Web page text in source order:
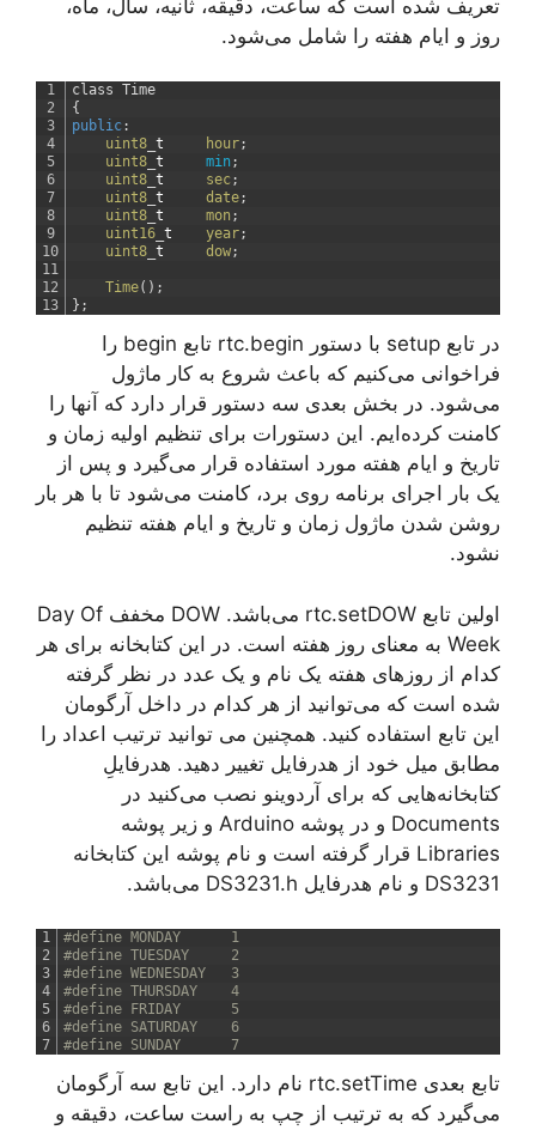
تعریف شده است که ساعت، دقیقه، ثانیه، سال، ماه،
روز و ایام هفته را شامل می‌شود.
1
2
3
4
5
6
7
8
9
10
11
12
13
class Time
{
public :
uint8 t hour;
uint8 t min;
uint8 t sec;
uint8 t date;
uint8 t mon ;
uint16 t year;
uint8 t dow;
Time( ) ;
} ;
در تابع setup با دستور rtc.begin تابع begin را
فراخوانی می‌کنیم که باعث شروع به کار ماژول
می‌شود. در بخش بعدی سه دستور قرار دارد که آنها را
کامنت کرده‌ایم. این دستورات برای تنظیم اولیه زمان و
تاریخ و ایام هفته مورد استفاده قرار می‌گیرد و پس از
یک بار اجرای برنامه روی برد، کامنت می‌شود تا با هر بار
روشن شدن ماژول زمان و تاریخ و ایام هفته تنظیم
نشود.
اولین تابع rtc.setDOW می‌باشد. DOW مخفف Day Of
Week به معنای روز هفته است. در این کتابخانه برای هر
کدام از روزهای هفته یک نام و یک عدد در نظر گرفته
شده است که می‌توانید از هر کدام در داخل آرگومان
این تابع استفاده کنید. همچنین می توانید ترتیب اعداد را
مطابق میل خود از هدرفایل تغییر دهید. هدرفایلِ
کتابخانه‌هایی که برای آردوینو نصب می‌کنید در
Documents و در پوشه Arduino و زیر پوشه
Libraries قرار گرفته است و نام پوشه این کتابخانه
DS3231 و نام هدرفایل DS3231.h می‌باشد.
1
2
3
4
5
6
7
#define MONDAY		1
#define TUESDAY		2
#define WEDNESDAY	3
#define THURSDAY	4
#define FRIDAY		5
#define SATURDAY	6
#define SUNDAY		7
تابع بعدی rtc.setTime نام دارد. این تابع سه آرگومان
می‌گیرد که به ترتیب از چپ به راست ساعت، دقیقه و